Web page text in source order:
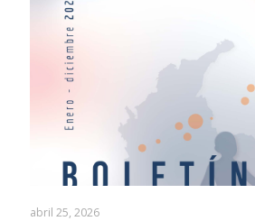
abril 25, 2026